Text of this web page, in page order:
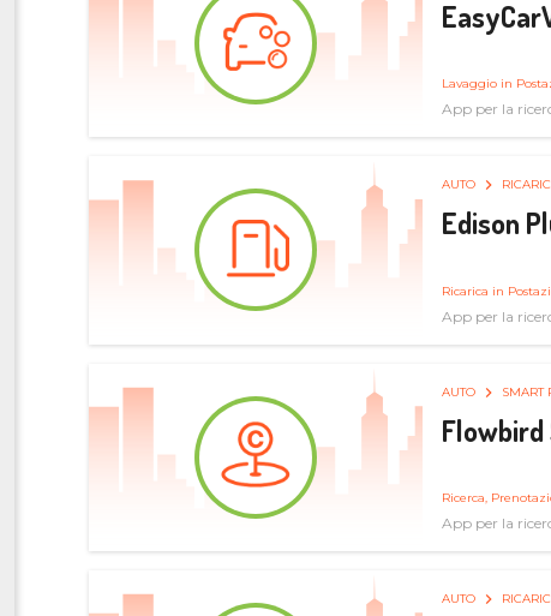
Lavaggio in
App per la
AUTO
Edison
Ricarica in
App per la
AUTO SMART
Ricerca,
App per la
AUTO